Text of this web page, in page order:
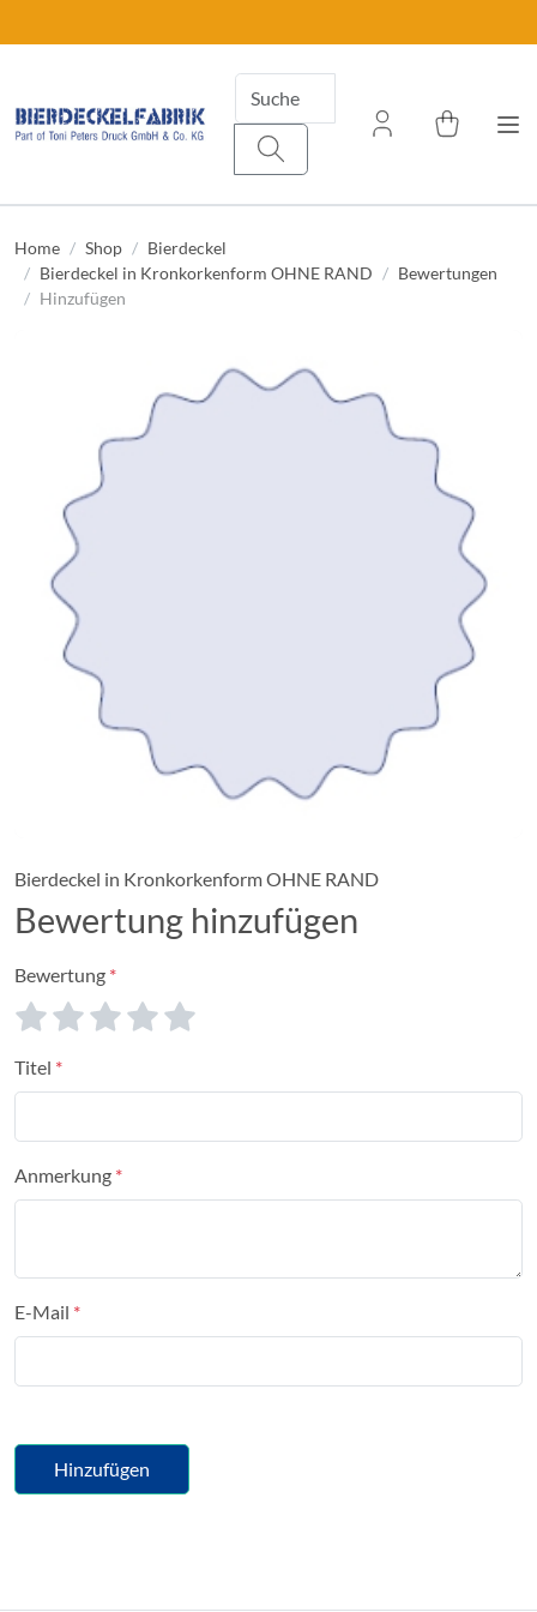
Home Shop
Bierdeckel
Bierdeckel in Kronkorkenform OHNE RAND
Bewertungen
Hinzufügen
Bierdeckel in Kronkorkenform OHNE RAND
Bewertung hinzufügen
Bewertung
Titel
Anmerkung
E-Mail
Hinzufügen